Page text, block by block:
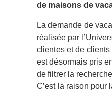
de maisons de
La demande de
réalisée par
clientes et de
est désormais pris
de filtrer la
C’est la raison pour